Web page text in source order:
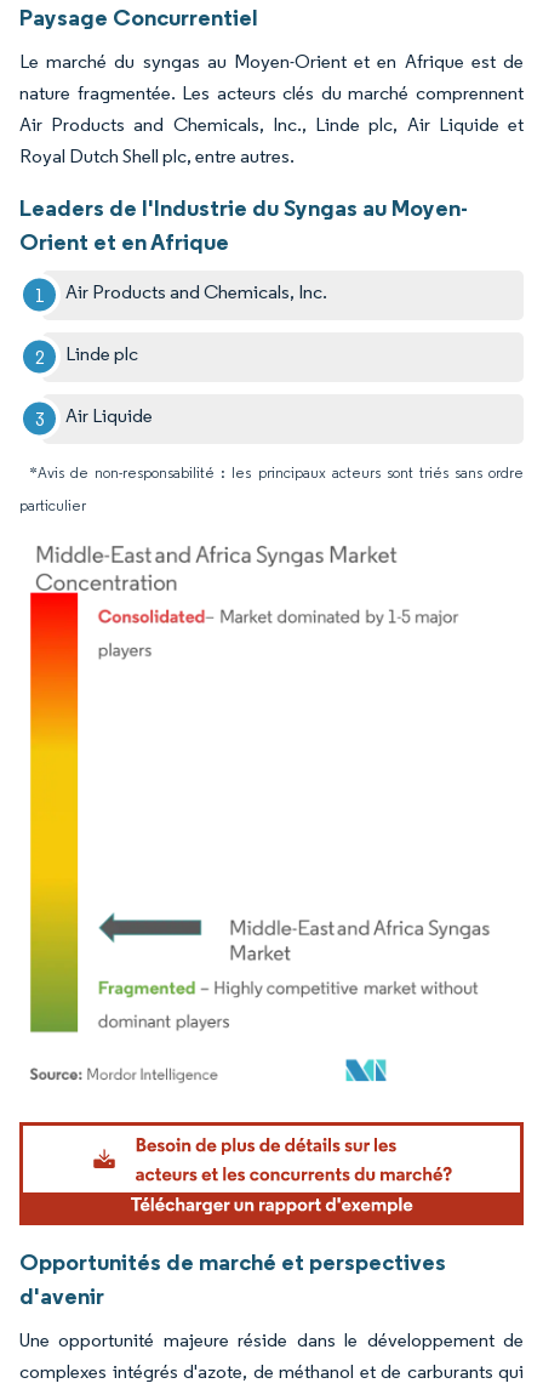
Paysage Concurrentiel
Le marché du syngas au Moyen-Orient et en Afrique est de
nature fragmentée. Les acteurs clés du marché comprennent
Air Products and Chemicals, Inc., Linde plc, Air Liquide et
Royal Dutch Shell plc, entre autres.
Leaders de l'Industrie du Syngas au Moyen-
Orient et en Afrique
Air Products and Chemicals, Inc.
Linde plc
Air Liquide
*Avis de non-responsabilité : les principaux acteurs sont triés sans ordre
particulier
Image © Mordor Intelligence. La réutilisation nécessite une attribution sous CC BY
Opportunités de marché et perspectives
d'avenir
Une opportunité majeure réside dans le développement de
complexes intégrés d'azote, de méthanol et de carburants qui